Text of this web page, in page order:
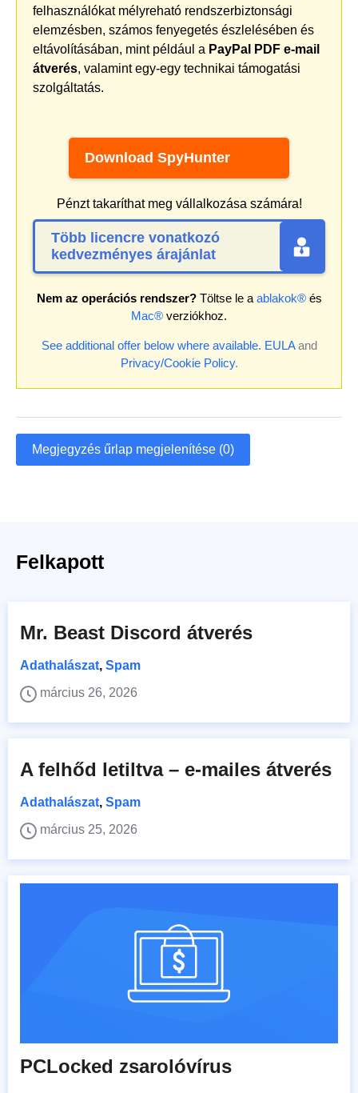
felhasználókat mélyreható rendszerbiztonsági
elemzésben, számos fenyegetés észlelésében és
eltávolításában, mint például a PayPal PDF e-mail
átverés, valamint egy-egy technikai támogatási
szolgáltatás.
Download SpyHunter
Pénzt takaríthat meg vállalkozása számára!
Több licencre vonatkozó
kedvezményes árajánlat
Nem az operációs rendszer?Töltse le a ablakok®és
Mac® verziókhoz.
See additional offer below where available. EULAand
Privacy/Cookie Policy.
Megjegyzés űrlap megjelenítése (0)
Felkapott
Mr. Beast Discord átverés
Adathalászat, Spam
március 26, 2026
A felhőd letiltva – e-mailes átverés
Adathalászat, Spam
március 25, 2026
PCLocked zsarolóvírus